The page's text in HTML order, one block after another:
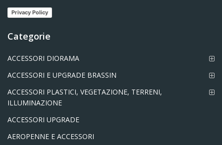
Privacy Policy
Categorie
ACCESSORI DIORAMA
ACCESSORI E UPGRADE BRASSIN
ACCESSORI PLASTICI, VEGETAZIONE, TERRENI,
ILLUMINAZIONE
ACCESSORI UPGRADE
AEROPENNE E ACCESSORI